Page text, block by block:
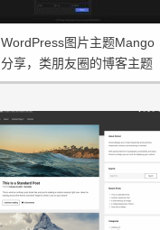
WordPress图片主题Mango
分享，类朋友圈的博客主题